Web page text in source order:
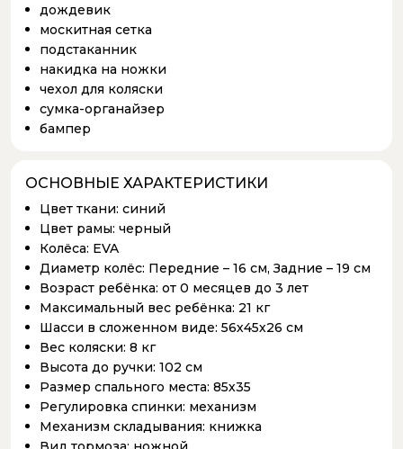
дождевик
москитная сетка
подстаканник
накидка на ножки
чехол для коляски
сумка-органайзер
бампер
ОСНОВНЫЕ ХАРАКТЕРИСТИКИ
Цвет ткани: синий
Цвет рамы: черный
Колёса: EVA
Диаметр колёс: Передние – 16 см, Задние – 19 см
Возраст ребёнка: от 0 месяцев до 3 лет
Максимальный вес ребёнка: 21 кг
Шасси в сложенном виде: 56х45х26 см
Вес коляски: 8 кг
Высота до ручки: 102 см
Размер спального места: 85х35
Регулировка спинки: механизм
Механизм складывания: книжка